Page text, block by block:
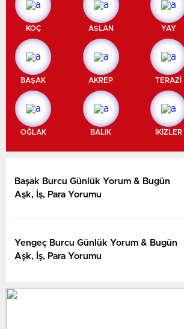
KOÇ ASLAN YAY
BAŞAK AKREP TERAZİ
OĞLAK BALIK İKİZLER
Başak Burcu Günlük Yorum & Bugün
Aşk, İş, Para Yorumu
Yengeç Burcu Günlük Yorum & Bugün
Aşk, İş, Para Yorumu